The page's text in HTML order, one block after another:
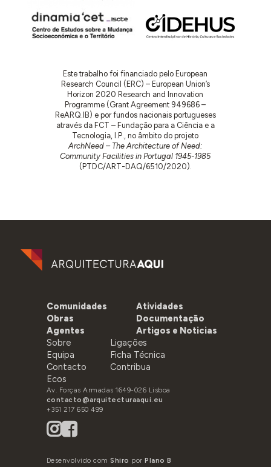
Este trabalho foi financiado pelo European
Research Council (ERC) – European Union’s
Horizon 2020 Research and Innovation
Programme (Grant Agreement 949686 –
ReARQ.IB) e por fundos nacionais portugueses
através da FCT – Fundação para a Ciência e a
Tecnologia, I.P., no âmbito do projeto
ArchNeed – The Architecture of Need:
Community Facilities in Portugal 1945-1985
(PTDC/ART-DAQ/6510/2020).
Comunidades
Obras
Agentes
Atividades
Documentação
Artigos e Noticias
Sobre
Equipa
Contacto
Ecos
Ligações
Ficha Técnica
Contribua
Av. Forças Armadas 1649-026 Lisboa
contacto@arquitecturaaqui.eu
+351 217 650 499
Desenvolvido comShiro porPlano B